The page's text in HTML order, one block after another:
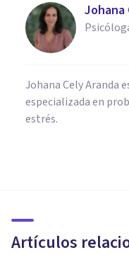
Johana
Johana Cely Aranda
especializada en
estrés.
Artículos
Trastorno